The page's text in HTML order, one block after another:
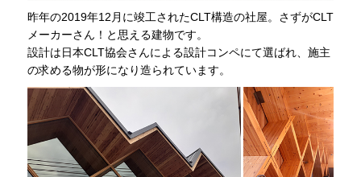
昨年の2019年12月に竣工されたCLT構造の社屋。さずがCLT
メーカーさん！と思える建物です。
設計は日本CLT協会さんによる設計コンペにて選ばれ、施主
の求める物が形になり造られています。